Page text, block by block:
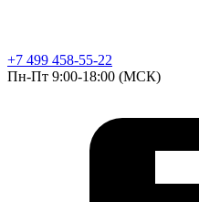
+7 499 458-55-22
Пн-Пт 9:00-18:00 (МСК)